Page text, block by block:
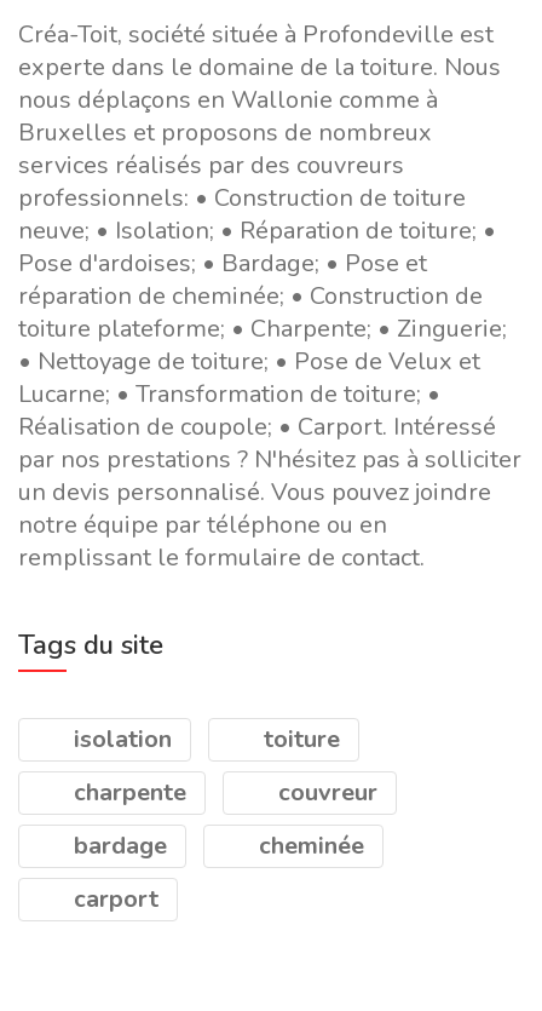
Créa-Toit, société située à Profondeville est
experte dans le domaine de la toiture. Nous
nous déplaçons en Wallonie comme à
Bruxelles et proposons de nombreux
services réalisés par des couvreurs
professionnels: • Construction de toiture
neuve; • Isolation; • Réparation de toiture; •
Pose d'ardoises; • Bardage; • Pose et
réparation de cheminée; • Construction de
toiture plateforme; • Charpente; • Zinguerie;
• Nettoyage de toiture; • Pose de Velux et
Lucarne; • Transformation de toiture; •
Réalisation de coupole; • Carport. Intéressé
par nos prestations ? N'hésitez pas à solliciter
un devis personnalisé. Vous pouvez joindre
notre équipe par téléphone ou en
remplissant le formulaire de contact.
Tags du site
isolation
toiture
charpente
couvreur
bardage
cheminée
carport